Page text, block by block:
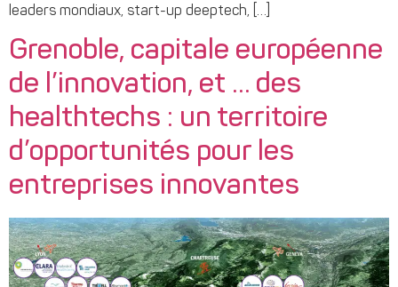
leaders mondiaux, start-up deeptech, […]
Grenoble, capitale européenne
de l’innovation, et … des
healthtechs : un territoire
d’opportunités pour les
entreprises innovantes